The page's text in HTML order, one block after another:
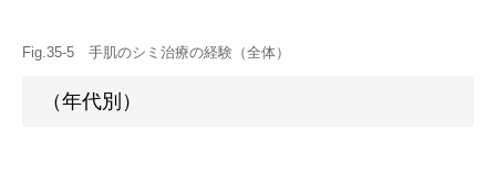
Fig.35-5 手肌のシミ治療の経験（全体）
（年代別）